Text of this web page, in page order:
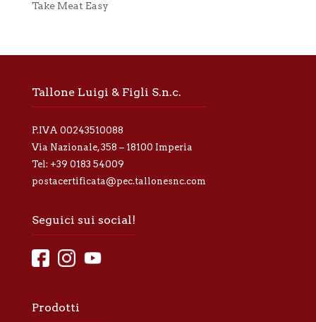
a
Take Meat Easy
Tallone Luigi & Figli S.n.c.
P.IVA 00243510088
Via Nazionale, 358 – 18100 Imperia
Tel: +39 0183 54009
postacertificata@pec.tallonesnc.com
Seguici sui social!
Prodotti